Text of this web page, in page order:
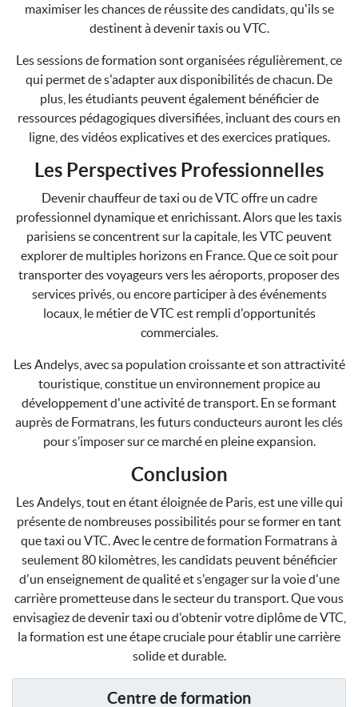
maximiser les chances de réussite des candidats, qu'ils se
destinent à devenir taxis ou VTC.
Les sessions de formation sont organisées régulièrement, ce
qui permet de s'adapter aux disponibilités de chacun. De
plus, les étudiants peuvent également bénéficier de
ressources pédagogiques diversifiées, incluant des cours en
ligne, des vidéos explicatives et des exercices pratiques.
Les Perspectives Professionnelles
Devenir chauffeur de taxi ou de VTC offre un cadre
professionnel dynamique et enrichissant. Alors que les taxis
parisiens se concentrent sur la capitale, les VTC peuvent
explorer de multiples horizons en France. Que ce soit pour
transporter des voyageurs vers les aéroports, proposer des
services privés, ou encore participer à des événements
locaux, le métier de VTC est rempli d'opportunités
commerciales.
Les Andelys, avec sa population croissante et son attractivité
touristique, constitue un environnement propice au
développement d'une activité de transport. En se formant
auprès de Formatrans, les futurs conducteurs auront les clés
pour s’imposer sur ce marché en pleine expansion.
Conclusion
Les Andelys, tout en étant éloignée de Paris, est une ville qui
présente de nombreuses possibilités pour se former en tant
que taxi ou VTC. Avec le centre de formation Formatrans à
seulement 80 kilomètres, les candidats peuvent bénéficier
d'un enseignement de qualité et s'engager sur la voie d'une
carrière prometteuse dans le secteur du transport. Que vous
envisagiez de devenir taxi ou d'obtenir votre diplôme de VTC,
la formation est une étape cruciale pour établir une carrière
solide et durable.
Centre de formation